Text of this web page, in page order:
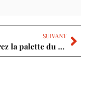
SUIVANT
Explorez la palette du vert : transformez votre maison avec des nuances inédites